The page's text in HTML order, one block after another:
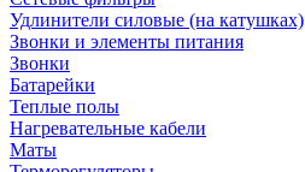
Удлинители силовые (на катушках)
Звонки и элементы питания
Звонки
Батарейки
Теплые полы
Нагревательные кабели
Маты